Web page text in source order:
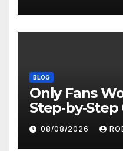
BLOG
Only Fans
Secure,
Premium
08/08/2026